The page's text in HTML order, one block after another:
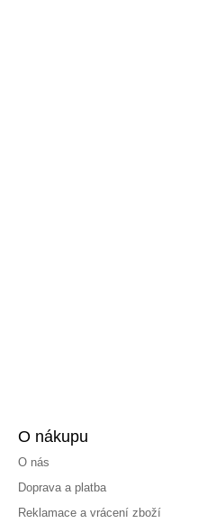
O nákupu
O nás
Doprava a platba
Reklamace a vrácení zboží